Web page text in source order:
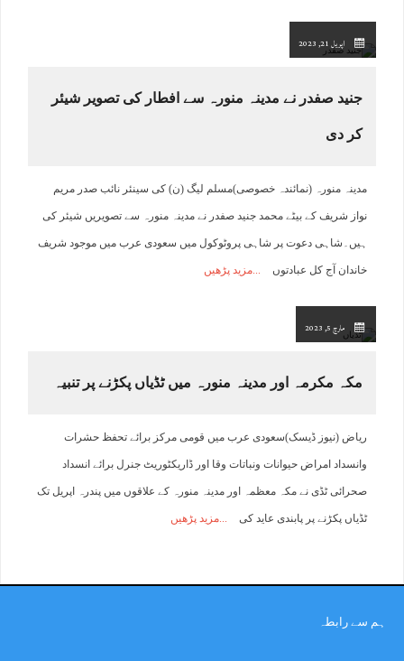
اپریل 21, 2023
جنید صفدر نے مدینہ منورہ سے افطار کی تصویر شیئر
کر دی
مدینہ منورہ (نمائندہ خصوصی)مسلم لیگ (ن) کی سینئر نائب صدر مریم
نواز شریف کے بیٹے محمد جنید صفدر نے مدینہ منورہ سے تصویریں شیئر کی
ہیں۔شاہی دعوت پر شاہی پروٹوکول میں سعودی عرب میں موجود شریف
خاندان آج کل عبادتوں مزید پڑھیں
مارچ 5, 2023
مکہ مکرمہ اور مدینہ منورہ میں ٹڈیاں پکڑنے پر تنبیہ
ریاض (نیوز ڈیسک)سعودی عرب میں قومی مرکز برائے تحفظ حشرات
وانسداد امراض حیوانات ونباتات وقا اور ڈاریکٹوریٹ جنرل برائے انسداد
صحرائی ٹڈی نے مکہ معظمہ اور مدینہ منورہ کے علاقوں میں پندرہ اپریل تک
ٹڈیاں پکڑنے پر پابندی عاید کی مزید پڑھیں
ہم سے رابطہ